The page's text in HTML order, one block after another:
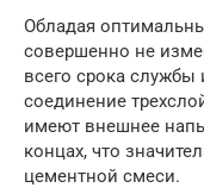
Обладая
совершенно не
всего срока службы
соединение
имеют внешнее
концах, что
цементной смеси.